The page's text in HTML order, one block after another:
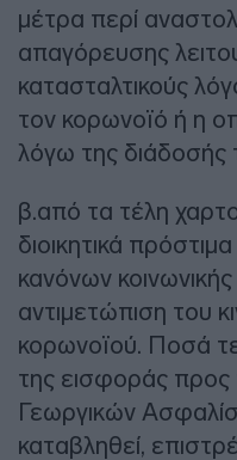
μέτρα περί
απαγόρευσης
κατασταλτικούς
τον κορωνοϊό ή η
λόγω της διάδοσής
β.από τα τέλη
διοικητικά
κανόνων
αντιμετώπιση του
κορωνοϊού. Ποσά
της εισφοράς προς
Γεωργικών
καταβληθεί,